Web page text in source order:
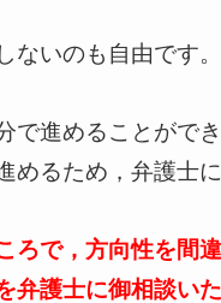
ないのも自由です。
で進めることがで
めるため，弁護士
ろで，方向性を間
弁護士に御相談い